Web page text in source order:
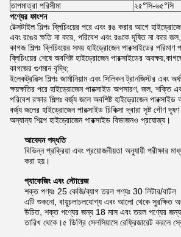
তাপমাত্রা পরিসীমা
২৫°সি-৬৫°সি
পণ্যের ফাংশন
টেক্সটাইল শিল্পঃ ব্লিচিংয়ের পরে এবং রঙ করার আগে
এবং রঙের ক্ষতি না করে, পরিবেশ এবং রঙকে দূষিত না করে
কাগজ শিল্পঃ ব্লিচিংয়ের সময় হাইড্রোজেন পারক্সাইডের পরিমাণ
ব্লিচিংয়ের শেষে অবশিষ্ট হাইড্রোজেন পারক্সাইডের
কাগজের গুণমান বৃদ্ধি;
ইলেকট্রনিক্স শিল্পঃ জার্মানিয়াম এবং সিলিকন ট্রানজিস্টর এবং
ক্ষয়ক্ষতির পরে হাইড্রোজেন পারক্সাইড অপসারণ, জল, শক্তি
পরিবেশ রক্ষার শিল্পঃ বর্জ্য জলে অবশিষ্ট হাইড্রোজেন
বর্জ্য জলের হাইড্রোজেন পারক্সাইড চিকিত্সা দ্বারা সৃষ্ট গৌণ
অন্যান্য শিল্পে হাইড্রোজেন পারক্সাইড বিভাজনও প্রযোজ্য।
আবেদন পদ্ধতি
বিভিন্ন প্রক্রিয়া এবং প্রয়োজনীয়তা অনুযায়ী পরীক্ষার
করা হয়।
প্যাকেজিং এবং স্টোরেজ
শক্ত পণ্যঃ 25 কেজি/ব্যাগ তরল পণ্যঃ 30 লিটার/বাটল
এটি শুকনো, বায়ুচলাচলযোগ্য এবং আলো থেকে সুরক্ষিত
উচিত, শক্ত পণ্যের জন্য 18 মাস এবং তরল পণ্যের জন্য
তারিখ থেকে।৫ ডিগ্রি সেলসিয়াসে রেফ্রিজারেট করলে